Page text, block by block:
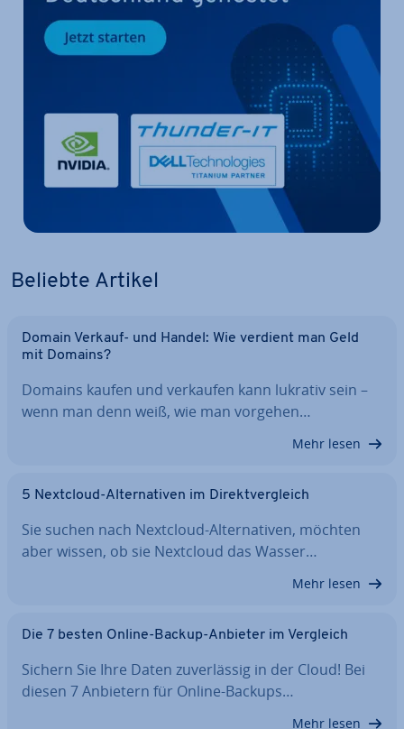
Beliebte Artikel
Domain Verkauf- und Handel: Wie verdient man Geld
mit Domains?
Domains kaufen und verkaufen kann lukrativ sein –
wenn man denn weiß, wie man vorgehen…
Mehr lesen
5 Nextcloud-Al­ter­na­ti­ven im Di­rekt­ver­gleich
Sie suchen nach Nextcloud-Al­ter­na­ti­ven, möchten
aber wissen, ob sie Nextcloud das Wasser…
Mehr lesen
Die 7 besten Online-Backup-Anbieter im Vergleich
Sichern Sie Ihre Daten zu­ver­läs­sig in der Cloud! Bei
diesen 7 Anbietern für Online-Backups…
Mehr lesen